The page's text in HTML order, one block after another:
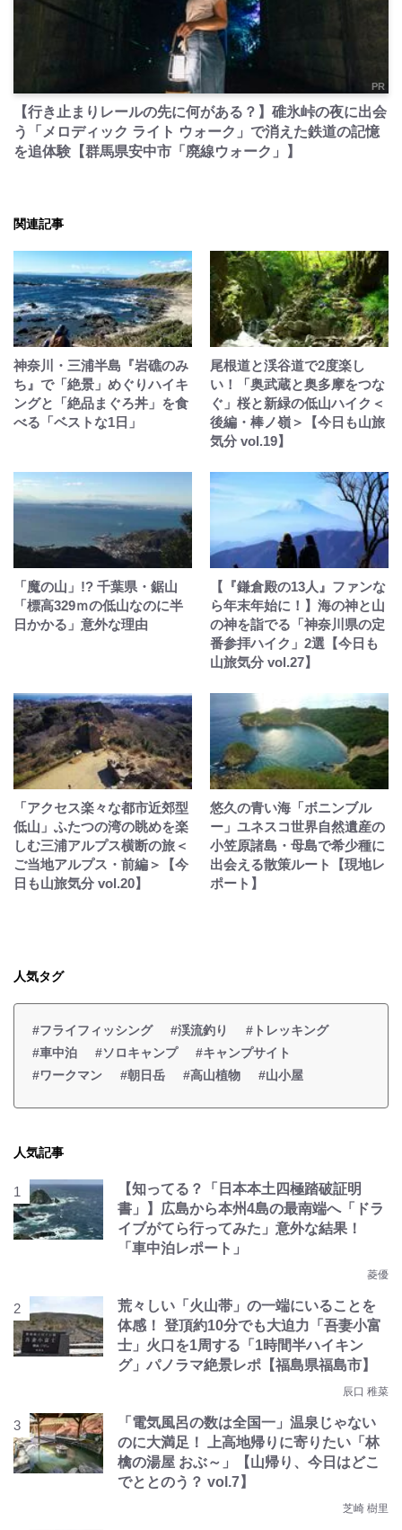
PR
【行き止まりレールの先に何がある？】碓氷峠の夜に出会
う「メロディック ライト ウォーク」で消えた鉄道の記憶
を追体験【群馬県安中市「廃線ウォーク」】
関連記事
神奈川・三浦半島『岩礁のみ
ち』で「絶景」めぐりハイキ
ングと「絶品まぐろ丼」を食
べる「ベストな1日」
尾根道と渓谷道で2度楽し
い！「奥武蔵と奥多摩をつな
ぐ」桜と新緑の低山ハイク＜
後編・棒ノ嶺＞【今日も山旅
気分 vol.19】
「魔の山」!? 千葉県・鋸山
「標高329ｍの低山なのに半
日かかる」意外な理由
【『鎌倉殿の13人』ファンな
ら年末年始に！】海の神と山
の神を詣でる「神奈川県の定
番参拝ハイク」2選【今日も
山旅気分 vol.27】
「アクセス楽々な都市近郊型
低山」ふたつの湾の眺めを楽
しむ三浦アルプス横断の旅＜
ご当地アルプス・前編＞【今
日も山旅気分 vol.20】
悠久の青い海「ボニンブル
ー」ユネスコ世界自然遺産の
小笠原諸島・母島で希少種に
出会える散策ルート【現地レ
ポート】
人気タグ
#フライフィッシング #渓流釣り
#トレッキング
#車中泊
#ソロキャンプ
#キャンプサイト
#ワークマン
#朝日岳 #高山植物 #山小屋
人気記事
【知ってる？「日本本土四極踏破証明
書」】広島から本州4島の最南端へ「ドラ
イブがてら行ってみた」意外な結果！
「車中泊レポート」
菱優
荒々しい「火山帯」の一端にいることを
体感！ 登頂約10分でも大迫力「吾妻小富
士」火口を1周する「1時間半ハイキン
グ」パノラマ絶景レポ【福島県福島市】
辰口 稚菜
「電気風呂の数は全国一」温泉じゃない
のに大満足！ 上高地帰りに寄りたい「林
檎の湯屋 おぶ～」【山帰り、今日はどこ
でととのう？ vol.7】
芝崎 樹里